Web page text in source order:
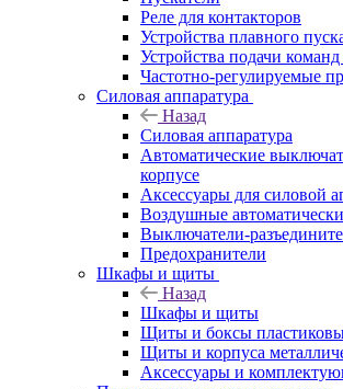
Реле для контакторов
Устройства плавного
Устройства подачи
Частотно-регулируемые
Силовая аппаратура
Назад
Силовая аппаратура
Автоматические
корпусе
Аксессуары для силовой
Воздушные
Выключатели-
Предохранители
Шкафы и щиты
Назад
Шкафы и щиты
Щиты и боксы
Щиты и корпуса
Аксессуары и